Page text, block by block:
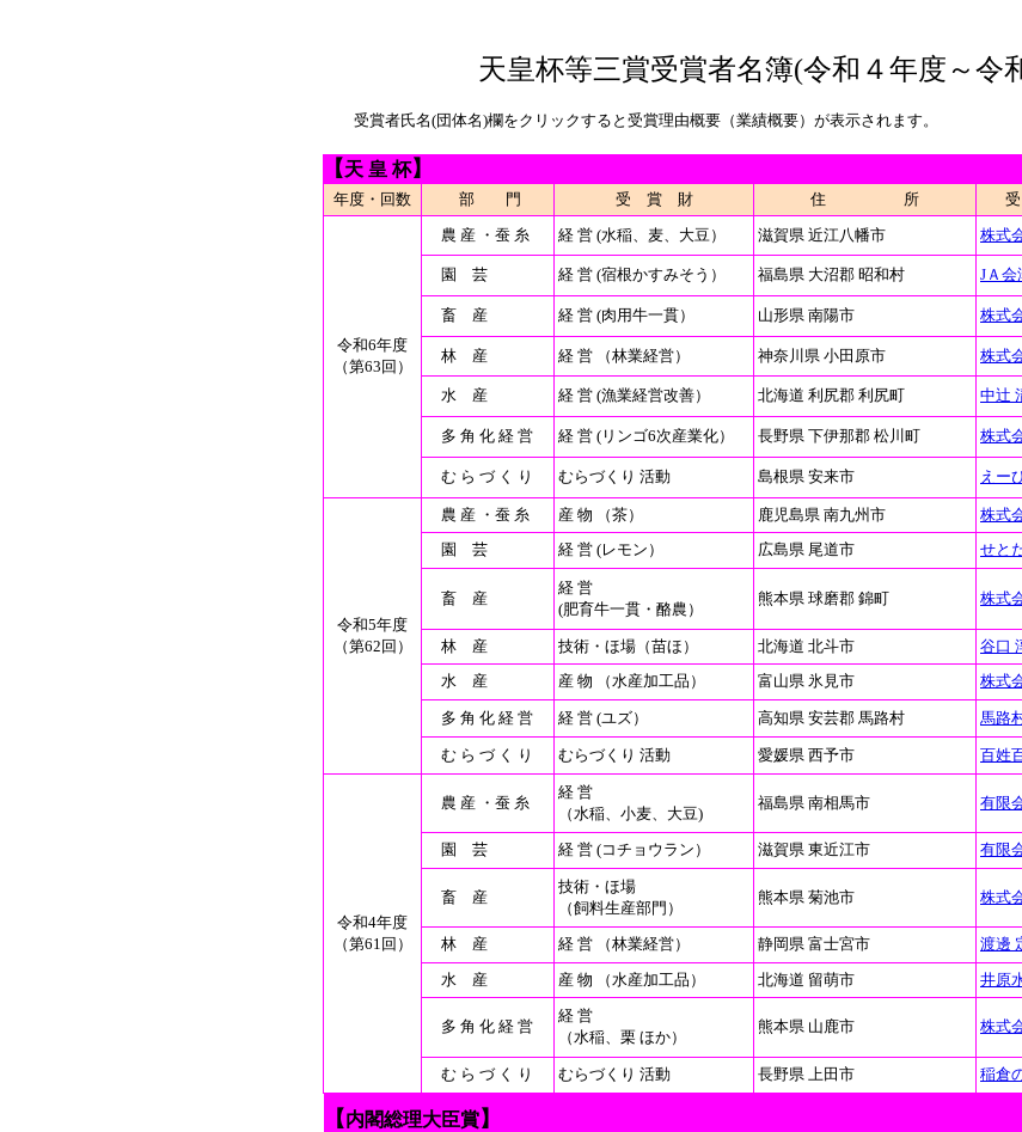
天皇杯等三賞受賞者名簿(令和４年度～令
受賞者氏名(団体名)欄をクリックすると受賞理由概要（業績概要）が表示されます。
【天 皇 杯】
年度・回数 部 門 受 賞 財 住 所
令和6年度
（第63回）
農 産 ・蚕 糸 経 営 (水稲、麦、大豆） 滋賀県 近江八幡市 株式
園 芸 経 営 (宿根かすみそう） 福島県 大沼郡 昭和村 JＡ
畜 産 経 営 (肉用牛一貫） 山形県 南陽市 株式
林 産 経 営 （林業経営） 神奈川県 小田原市 株式
水 産 経 営 (漁業経営改善） 北海道 利尻郡 利尻町 中辻
多 角 化 経 営 経 営 (リンゴ6次産業化） 長野県 下伊那郡 松川町 株式
む ら づ く り むらづくり 活動 島根県 安来市 えー
令和5年度
（第62回）
農 産 ・蚕 糸 産 物 （茶） 鹿児島県 南九州市
株式
園 芸
経 営 (レモン） 広島県 尾道市 せと
畜 産
経 営
(肥育牛一貫・酪農）
熊本県 球磨郡 錦町 株式
林 産 技術・ほ場（苗ほ） 北海道 北斗市
谷口
水 産
産 物 （水産加工品） 富山県 氷見市 株式
多 角 化 経 営 経 営 (ユズ） 高知県 安芸郡 馬路村 馬路
む ら づ く り むらづくり 活動 愛媛県 西予市 百姓
令和4年度
（第61回）
農 産 ・蚕 糸
経 営
（水稲、小麦、大豆)
福島県 南相馬市 有限
園 芸 経 営 (コチョウラン） 滋賀県 東近江市 有限
畜 産
技術・ほ場
（飼料生産部門）
熊本県 菊池市 株式
林 産 経 営 （林業経営） 静岡県 富士宮市
渡邊
水 産
産 物 （水産加工品） 北海道 留萌市 井原
多 角 化 経 営
経 営
（水稲、栗 ほか）
熊本県 山鹿市 株式
む ら づ く り むらづくり 活動 長野県 上田市 稲倉
【内閣総理大臣賞】